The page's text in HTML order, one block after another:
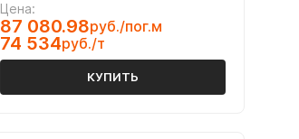
Цена:
87 080.98руб./пог.м
74 534руб./т
КУПИТЬ